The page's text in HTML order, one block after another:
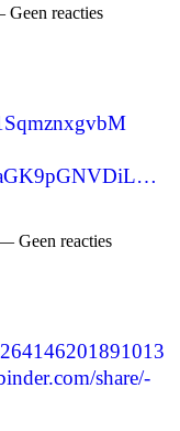
reacties
Geen reacties
share/-